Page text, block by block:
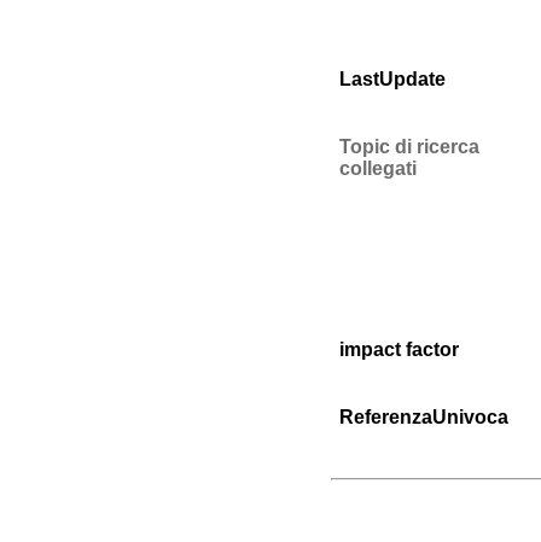
LastUpdate
Topic di ricerca
collegati
impact factor
ReferenzaUnivoca